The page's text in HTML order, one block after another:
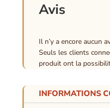
Avis
Il n’y a encore aucun
Seuls les clients
produit ont la
INFORMATIONS